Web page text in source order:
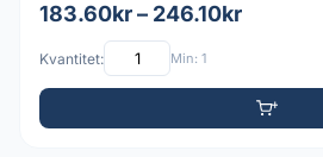
183.60kr – 246.10kr
Kvantitet: Min: 1